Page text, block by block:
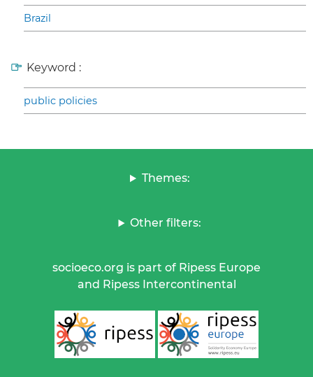
Brazil
Keyword :
public policies
Themes:
Other filters:
socioeco.org is part of Ripess Europe
and Ripess Intercontinental